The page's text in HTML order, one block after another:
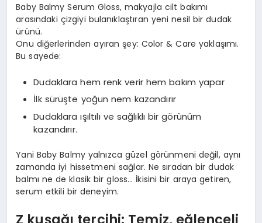
Baby Balmy Serum Gloss, makyajla cilt bakımı
arasındaki çizgiyi bulanıklaştıran yeni nesil bir dudak
ürünü.
Onu diğerlerinden ayıran şey: Color & Care yaklaşımı.
Bu sayede:
Dudaklara hem renk verir hem bakım yapar
İlk sürüşte yoğun nem kazandırır
Dudaklara ışıltılı ve sağlıklı bir görünüm
kazandırır.
Yani Baby Balmy yalnızca güzel görünmeni değil, aynı
zamanda iyi hissetmeni sağlar. Ne sıradan bir dudak
balmı ne de klasik bir gloss… İkisini bir araya getiren,
serum etkili bir deneyim.